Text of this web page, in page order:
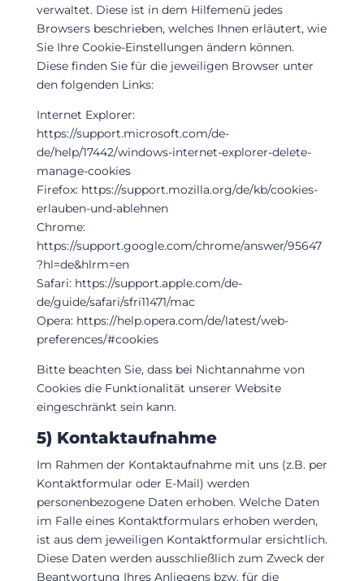
verwaltet. Diese ist in dem Hilfemenü jedes
Browsers beschrieben, welches Ihnen erläutert, wie
Sie Ihre Cookie-Einstellungen ändern können.
Diese finden Sie für die jeweiligen Browser unter
den folgenden Links:
Internet Explorer:
https://support.microsoft.com/de-
de/help/17442/windows-internet-explorer-delete-
manage-cookies
Firefox: https://support.mozilla.org/de/kb/cookies-
erlauben-und-ablehnen
Chrome:
https://support.google.com/chrome/answer/95647
?hl=de&hlrm=en
Safari: https://support.apple.com/de-
de/guide/safari/sfri11471/mac
Opera: https://help.opera.com/de/latest/web-
preferences/#cookies
Bitte beachten Sie, dass bei Nichtannahme von
Cookies die Funktionalität unserer Website
eingeschränkt sein kann.
5) Kontaktaufnahme
Im Rahmen der Kontaktaufnahme mit uns (z.B. per
Kontaktformular oder E-Mail) werden
personenbezogene Daten erhoben. Welche Daten
im Falle eines Kontaktformulars erhoben werden,
ist aus dem jeweiligen Kontaktformular ersichtlich.
Diese Daten werden ausschließlich zum Zweck der
Beantwortung Ihres Anliegens bzw. für die